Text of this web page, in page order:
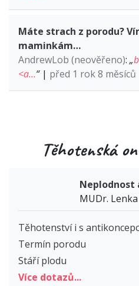
Máte strach z porodu?
maminkám…
AndrewLob (neověřeno): „
<a…“| před 1 rok 8 měsíců
Těhotenská
Neplodnost
MUDr.
Těhotenství i s
Termín porodu
Stáří plodu
Více dotazů...